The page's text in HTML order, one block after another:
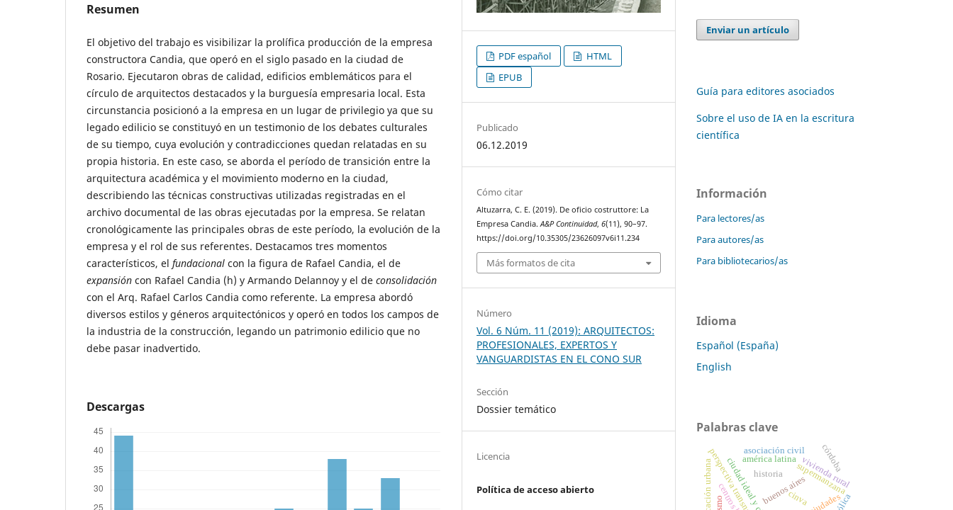
Resumen
El objetivo del trabajo es visibilizar la prolífica producción de la empresa
constructora Candia, que operó en el siglo pasado en la ciudad de
Rosario. Ejecutaron obras de calidad, edificios emblemáticos para el
círculo de arquitectos destacados y la burguesía empresaria local. Esta
circunstancia posicionó a la empresa en un lugar de privilegio ya que su
legado edilicio se constituyó en un testimonio de los debates culturales
de su tiempo, cuya evolución y contradicciones quedan relatadas en su
propia historia. En este caso, se aborda el período de transición entre la
arquitectura académica y el movimiento moderno en la ciudad,
describiendo las técnicas constructivas utilizadas registradas en el
archivo documental de las obras ejecutadas por la empresa. Se relatan
cronológicamente las principales obras de este período, la evolución de la
empresa y el rol de sus referentes. Destacamos tres momentos
característicos, el fundacional con la figura de Rafael Candia, el de
expansión con Rafael Candia (h) y Armando Delannoy y el de consolidación
con el Arq. Rafael Carlos Candia como referente. La empresa abordó
diversos estilos y géneros arquitectónicos y operó en todos los campos de
la industria de la construcción, legando un patrimonio edilicio que no
debe pasar inadvertido.
Descargas
PDF español
HTML
EPUB
Publicado
06.12.2019
Cómo citar
Altuzarra, C. E. (2019). De oficio costruttore: La
Empresa Candia.A&P Continuidad,6(11), 90–97.
https://doi.org/10.35305/23626097v6i11.234
Más formatos de cita
Número
Vol. 6 Núm. 11 (2019): ARQUITECTOS:
PROFESIONALES, EXPERTOS Y
VANGUARDISTAS EN EL CONO SUR
Sección
Dossier temático
Licencia
Política de acceso abierto
Enviar un artículo
Guía para editores asociados
Sobre el uso de IA en la escritura
científica
Información
Para lectores/as
Para autores/as
Para bibliotecarios/as
Idioma
Español (España)
English
Palabras clave
buenos airessupermanzana
ciudades
américa latina
historia
perspectiva transnacional cinva
vivienda rural
asociación civil córdoba